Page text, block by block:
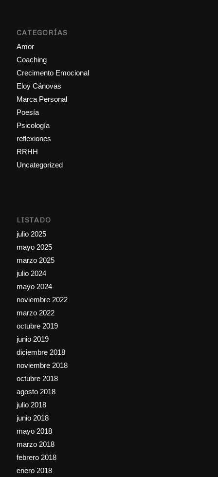
CATEGORÍAS
Amor
Coaching
Crecimento Emocional
Eloy Cánovas
Marca Personal
Poesía
Psicología
reflexiones
RRHH
Uncategorized
LISTADO
julio 2025
mayo 2025
marzo 2025
julio 2024
mayo 2024
noviembre 2022
marzo 2022
octubre 2019
junio 2019
diciembre 2018
noviembre 2018
octubre 2018
agosto 2018
julio 2018
junio 2018
mayo 2018
marzo 2018
febrero 2018
enero 2018